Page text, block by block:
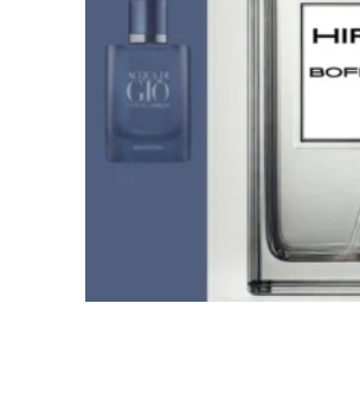
لهذا
المنتج.
يمكن
الخيارات
المنتج